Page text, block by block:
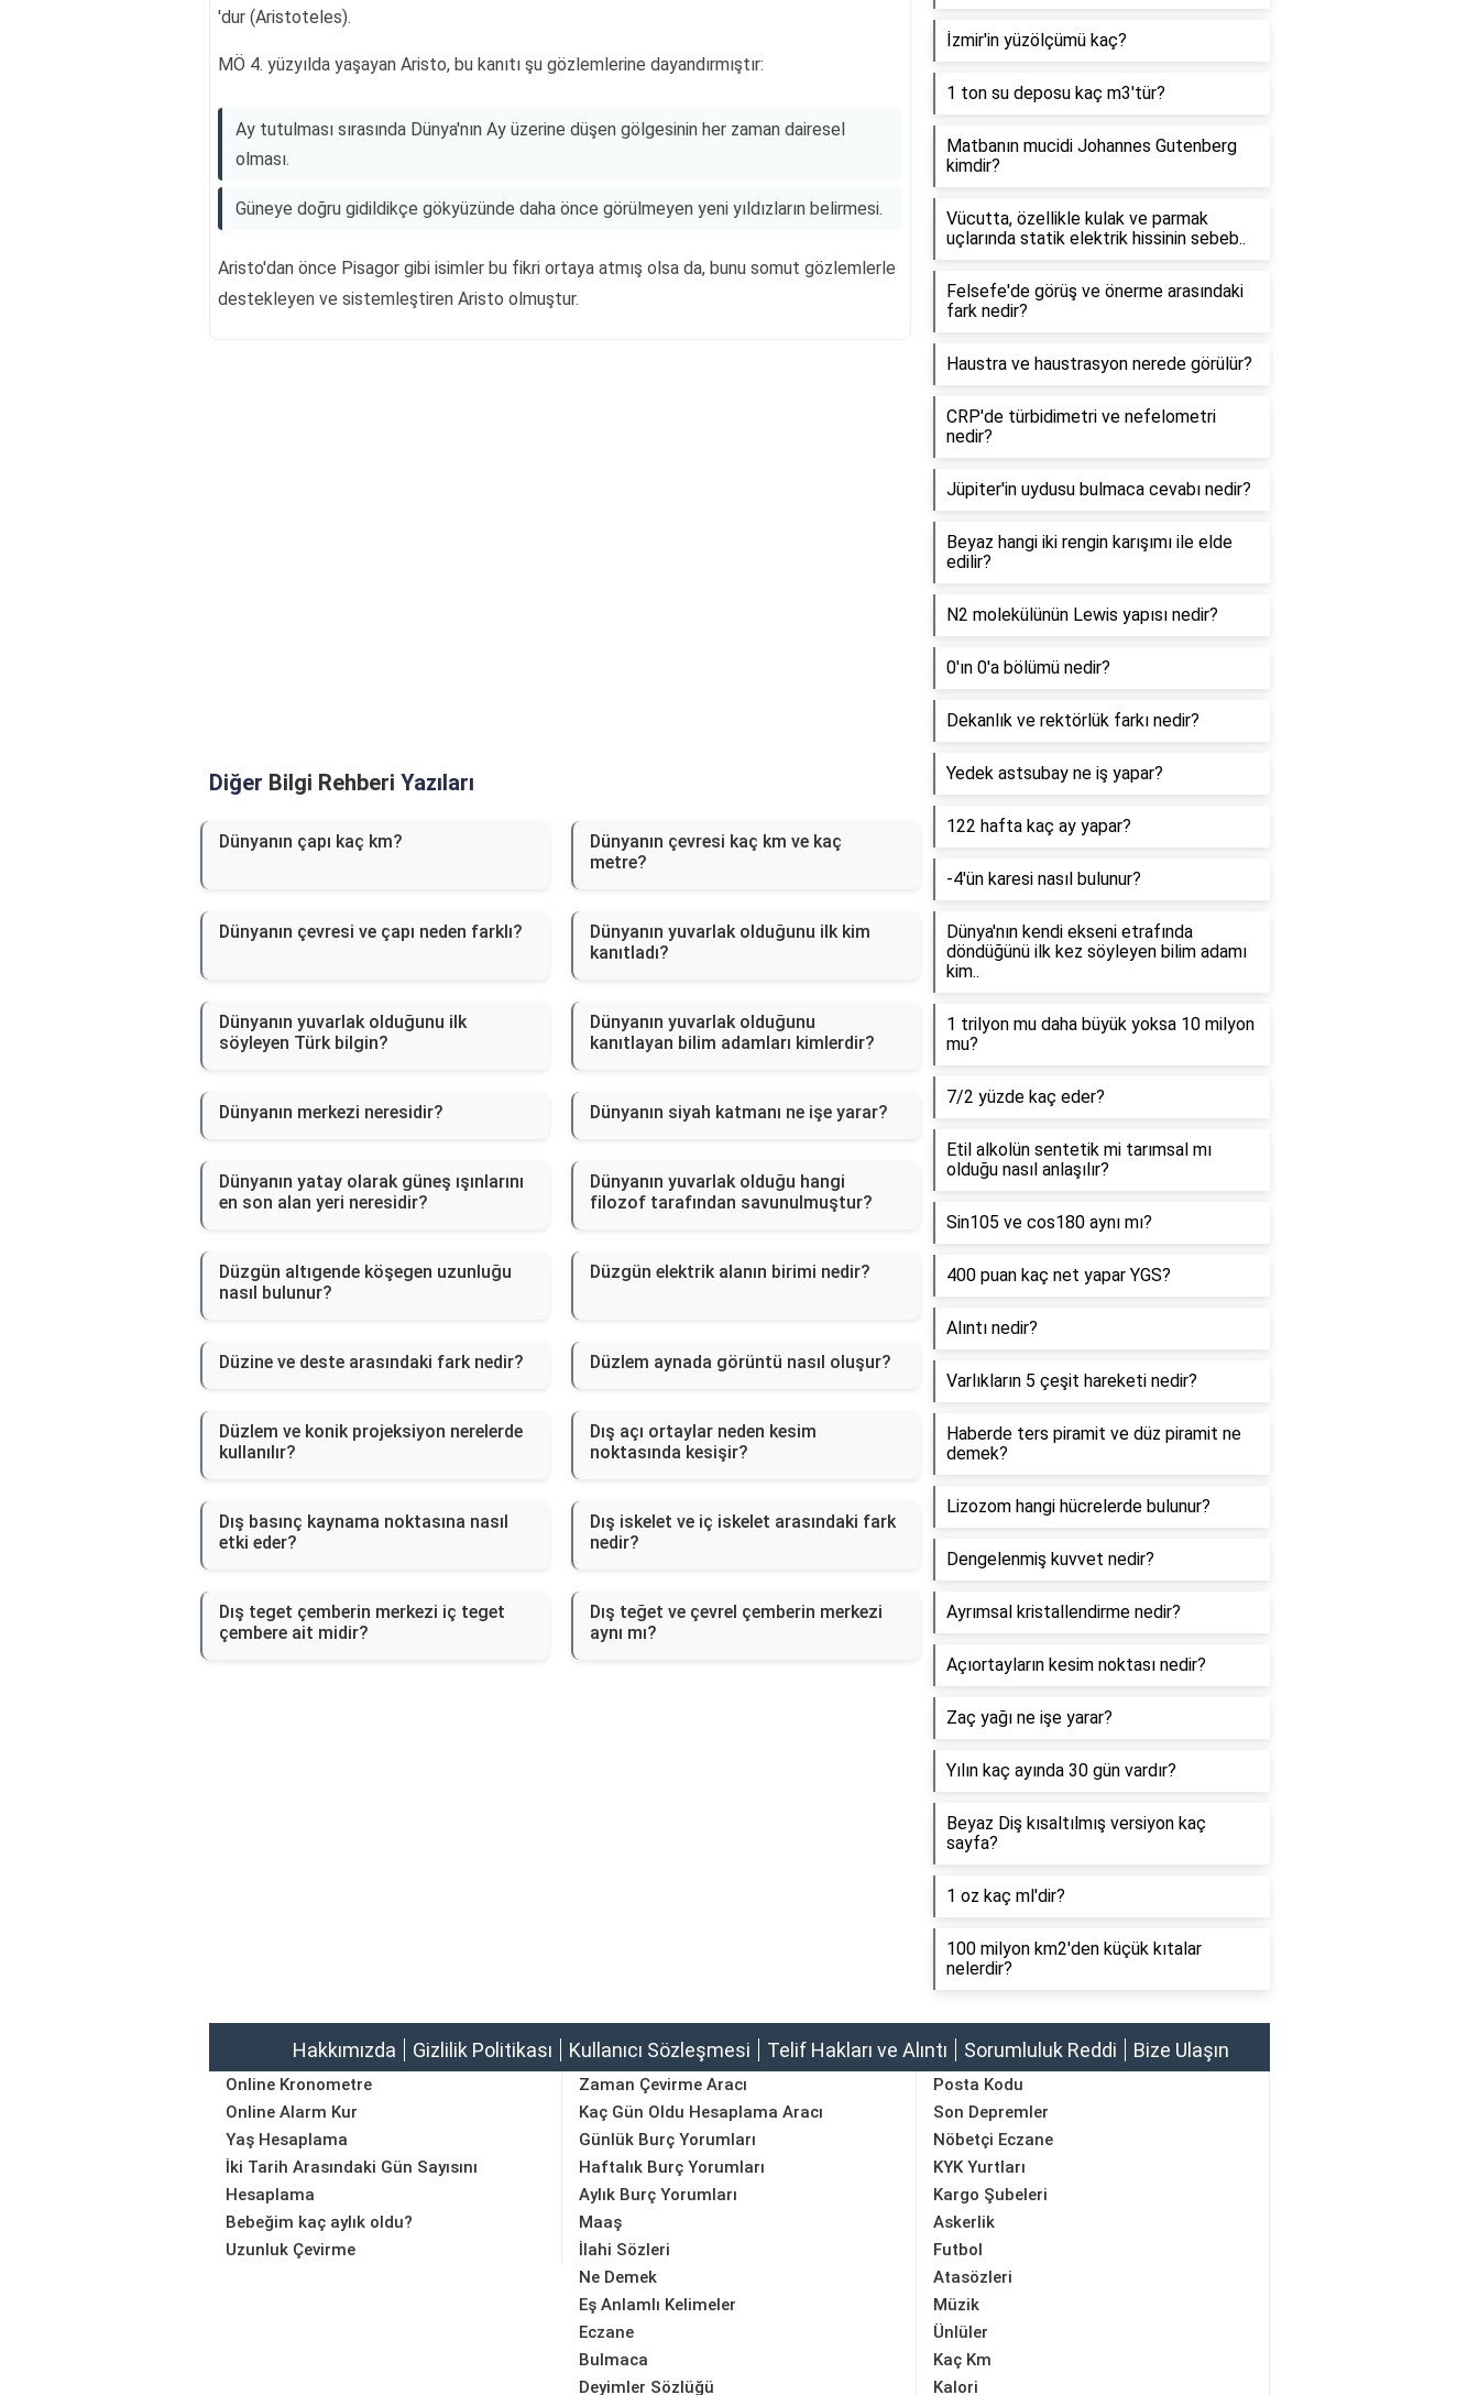
'dur (Aristoteles).
MÖ 4. yüzyılda yaşayan Aristo, bu kanıtı şu gözlemlerine dayandırmıştır:
Ay tutulması sırasında Dünya'nın Ay üzerine düşen gölgesinin her zaman dairesel
olması.
Güneye doğru gidildikçe gökyüzünde daha önce görülmeyen yeni yıldızların belirmesi.
Aristo'dan önce Pisagor gibi isimler bu fikri ortaya atmış olsa da, bunu somut gözlemlerle
destekleyen ve sistemleştiren Aristo olmuştur.
Diğer Bilgi Rehberi Yazıları
Dünyanın çapı kaç km?
Dünyanın çevresi kaç km ve kaç
metre?
Dünyanın çevresi ve çapı neden farklı?
Dünyanın yuvarlak olduğunu ilk kim
kanıtladı?
Dünyanın yuvarlak olduğunu ilk
söyleyen Türk bilgin?
Dünyanın yuvarlak olduğunu
kanıtlayan bilim adamları kimlerdir?
Dünyanın merkezi neresidir? Dünyanın siyah katmanı ne işe yarar?
Dünyanın yatay olarak güneş ışınlarını
en son alan yeri neresidir?
Dünyanın yuvarlak olduğu hangi
filozof tarafından savunulmuştur?
Düzgün altıgende köşegen uzunluğu
nasıl bulunur?
Düzgün elektrik alanın birimi nedir?
Düzine ve deste arasındaki fark nedir? Düzlem aynada görüntü nasıl oluşur?
Düzlem ve konik projeksiyon nerelerde
kullanılır?
Dış açı ortaylar neden kesim
noktasında kesişir?
Dış basınç kaynama noktasına nasıl
etki eder?
Dış iskelet ve iç iskelet arasındaki fark
nedir?
Dış teget çemberin merkezi iç teget
çembere ait midir?
Dış teğet ve çevrel çemberin merkezi
aynı mı?
İzmir'in yüzölçümü kaç?
1 ton su deposu kaç m3'tür?
Matbanın mucidi Johannes Gutenberg
kimdir?
Vücutta, özellikle kulak ve parmak
uçlarında statik elektrik hissinin sebeb..
Felsefe'de görüş ve önerme arasındaki
fark nedir?
Haustra ve haustrasyon nerede görülür?
CRP'de türbidimetri ve nefelometri
nedir?
Jüpiter'in uydusu bulmaca cevabı nedir?
Beyaz hangi iki rengin karışımı ile elde
edilir?
N2 molekülünün Lewis yapısı nedir?
0'ın 0'a bölümü nedir?
Dekanlık ve rektörlük farkı nedir?
Yedek astsubay ne iş yapar?
122 hafta kaç ay yapar?
-4'ün karesi nasıl bulunur?
Dünya'nın kendi ekseni etrafında
döndüğünü ilk kez söyleyen bilim adamı
kim..
1 trilyon mu daha büyük yoksa 10 milyon
mu?
7/2 yüzde kaç eder?
Etil alkolün sentetik mi tarımsal mı
olduğu nasıl anlaşılır?
Sin105 ve cos180 aynı mı?
400 puan kaç net yapar YGS?
Alıntı nedir?
Varlıkların 5 çeşit hareketi nedir?
Haberde ters piramit ve düz piramit ne
demek?
Lizozom hangi hücrelerde bulunur?
Dengelenmiş kuvvet nedir?
Ayrımsal kristallendirme nedir?
Açıortayların kesim noktası nedir?
Zaç yağı ne işe yarar?
Yılın kaç ayında 30 gün vardır?
Beyaz Diş kısaltılmış versiyon kaç
sayfa?
1 oz kaç ml'dir?
100 milyon km2'den küçük kıtalar
nelerdir?
Hakkımızda Gizlilik Politikası Kullanıcı Sözleşmesi Telif Hakları ve Alıntı Sorumluluk Reddi Bize Ulaşın
Online Kronometre
Online Alarm Kur
Yaş Hesaplama
İki Tarih Arasındaki Gün Sayısını
Hesaplama
Bebeğim kaç aylık oldu?
Uzunluk Çevirme
Zaman Çevirme Aracı
Kaç Gün Oldu Hesaplama Aracı
Günlük Burç Yorumları
Haftalık Burç Yorumları
Aylık Burç Yorumları
Maaş
Posta Kodu
Son Depremler
Nöbetçi Eczane
KYK Yurtları
Kargo Şubeleri
Askerlik
İlahi Sözleri
Ne Demek
Eş Anlamlı Kelimeler
Eczane
Bulmaca
Deyimler Sözlüğü
Futbol
Atasözleri
Müzik
Ünlüler
Kaç Km
Kalori